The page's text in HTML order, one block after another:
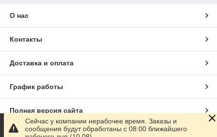
О нас
Контакты
Доставка и оплата
График работы
Полная версия сайта
Сайт создан на маркетплейсе
Сейчас у компании нерабочее время. Заказы и
сообщения будут обработаны с 08:00 ближайшего